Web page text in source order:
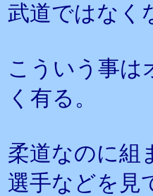
武道ではなく
こういう事は
く有る。
柔道なのに組
選手などを見